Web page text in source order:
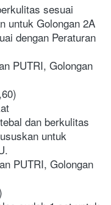
sesuai
untuk Golongan 2A
dengan Peraturan
PUTRI, Golongan
dan berkulitas
untuk
TU.
PUTRI, Golongan